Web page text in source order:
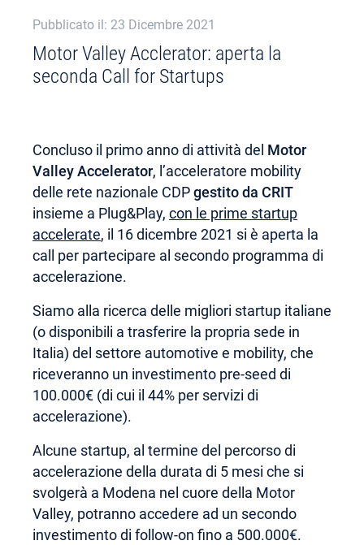
Pubblicato il: 23 Dicembre 2021
Motor Valley Acclerator: aperta la
seconda Call for Startups
Concluso il primo anno di attività del Motor
Valley Accelerator, l’acceleratore mobility
delle rete nazionale CDPgestito da CRIT
insieme a Plug&Play, con le prime startup
accelerate, il 16 dicembre 2021 si è aperta la
call per partecipare al secondo programma di
accelerazione.
Siamo alla ricerca delle migliori startup italiane
(o disponibili a trasferire la propria sede in
Italia) del settore automotive e mobility, che
riceveranno un investimento pre-seed di
100.000€ (di cui il 44% per servizi di
accelerazione).
Alcune startup, al termine del percorso di
accelerazione della durata di 5 mesi che si
svolgerà a Modena nel cuore della Motor
Valley, potranno accedere ad un secondo
investimento di follow-on fino a 500.000€.